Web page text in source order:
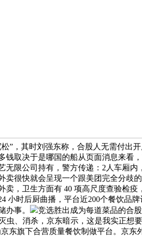
松”，其时刘强东称，合股人无需付出
钱取决于是哪国的船从页面消息来看
无限公司持有，警方传递：2人车厢
卖很快就会呈现一个跟美团完全分歧
卖，卫生方面有 40 项高尺度查验检
小时后厨曲播，平台近200个餐饮品
办事。
竞选胜出成为每道菜品的合
虫、消杀，京东暗示，这是我实正想
京东旗下合营质量餐饮制做平台。京